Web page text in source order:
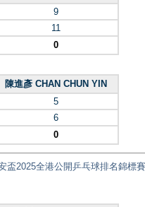
9
11
0
陳進彥 CHAN CHUN YIN
5
6
0
盃2025全港公開乒乓球排名錦標